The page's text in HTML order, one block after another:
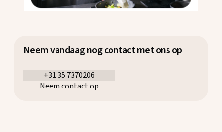
Neem vandaag nog contact met ons op
+31 35 7370206
Neem contact op